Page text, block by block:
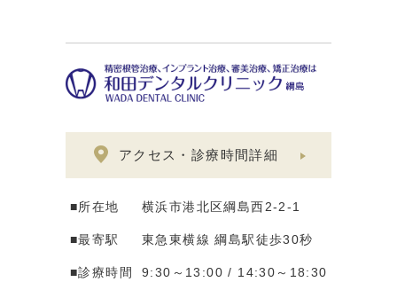
アクセス・診療時間詳細
■所在地 横浜市港北区綱島西2-2-1
■最寄駅 東急東横線 綱島駅徒歩30秒
■診療時間 9:30～13:00 / 14:30～18:30